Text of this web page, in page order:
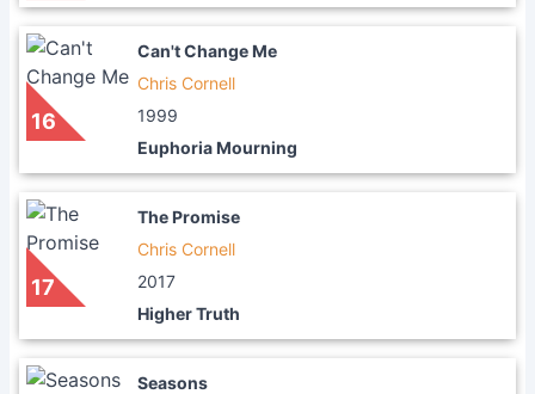
16
Can't Change Me
Chris Cornell
1999
Euphoria Mourning
17
The Promise
Chris Cornell
2017
Higher Truth
Seasons